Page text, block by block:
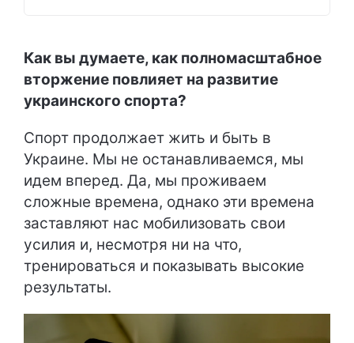
Как вы думаете, как полномасштабное
вторжение повлияет на развитие
украинского спорта?
Спорт продолжает жить и быть в
Украине. Мы не останавливаемся, мы
идем вперед. Да, мы проживаем
сложные времена, однако эти времена
заставляют нас мобилизовать свои
усилия и, несмотря ни на что,
тренироваться и показывать высокие
результаты.